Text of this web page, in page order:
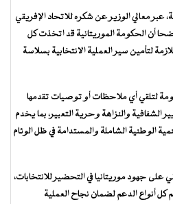
عبر معالي الوزير عن شكره للاتحاد الإفريقي
أن الحكومة الموريتانية قد اتخذت كل
لتأمين سير العملية الانتخابية بسلاسة
لتلقي أي ملاحظات أو توصيات تقدمها
الشفافية والنزاهة وحرية التعبير، بما يخدم
الوطنية الشاملة والمستدامة في ظل الوئام
على جهود موريتانيا في التحضير للانتخابات،
كل أنواع الدعم لضمان نجاح العملية